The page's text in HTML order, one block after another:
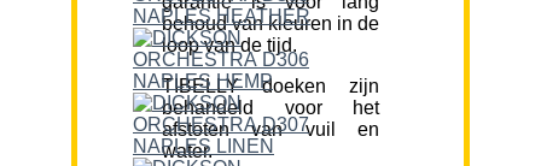
behoud van kleuren in de
loop van de tijd.
TIBELLY doeken zijn
behandeld voor het
afstoten van vuil en
water.